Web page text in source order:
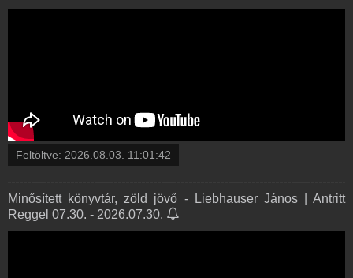
Feltöltve: 2026.08.03. 11:01:42
Minősített könyvtár, zöld jövő - Liebhauser János | Antritt
Reggel 07.30. - 2026.07.30.